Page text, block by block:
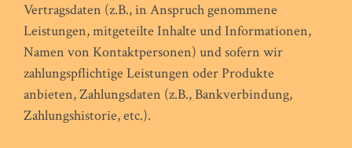
Vertragsdaten (z.B., in Anspruch genommene
Leistungen, mitgeteilte Inhalte und Informationen,
Namen von Kontaktpersonen) und sofern wir
zahlungspflichtige Leistungen oder Produkte
anbieten, Zahlungsdaten (z.B., Bankverbindung,
Zahlungshistorie, etc.).